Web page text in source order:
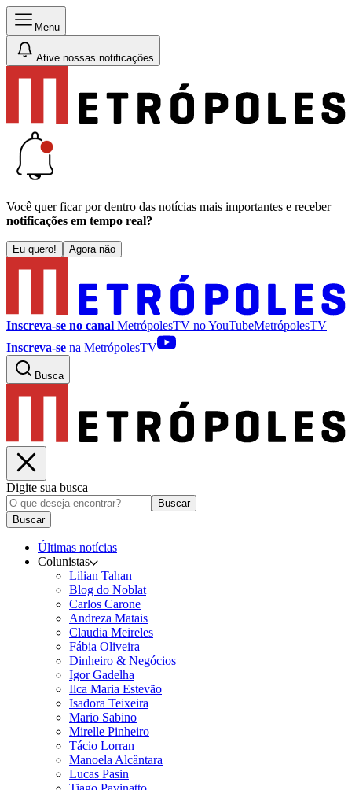
Menu
Ative nossas notificações
Você quer ficar por dentro das notícias mais importantes e receber
notificações em tempo real?
Eu quero! Agora não
Inscreva-se no canal MetrópolesTV noYouTubeMetrópolesTV
Inscreva-se na MetrópolesTV
Busca
Digite sua busca
Buscar
Buscar
Últimas notícias
Colunistas
Lilian Tahan
Blog do Noblat
Carlos Carone
Andreza Matais
Claudia Meireles
Fábia Oliveira
Dinheiro & Negócios
Igor Gadelha
Ilca Maria Estevão
Isadora Teixeira
Mario Sabino
Mirelle Pinheiro
Tácio Lorran
Manoela Alcântara
Lucas Pasin